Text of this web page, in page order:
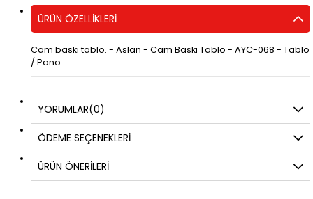
ÜRÜN ÖZELLIKLERI
Cam baskı tablo. - Aslan - Cam Baskı Tablo - AYC-068 - Tablo
/ Pano
YORUMLAR(0)
ÖDEME SEÇENEKLERI
ÜRÜN ÖNERILERI